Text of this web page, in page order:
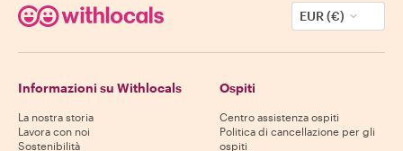
EUR (€)
Informazioni su Withlocals
La nostra storia
Lavora con noi
Sostenibilità
Ospiti
Centro assistenza ospiti
Politica di cancellazione per gli
ospiti